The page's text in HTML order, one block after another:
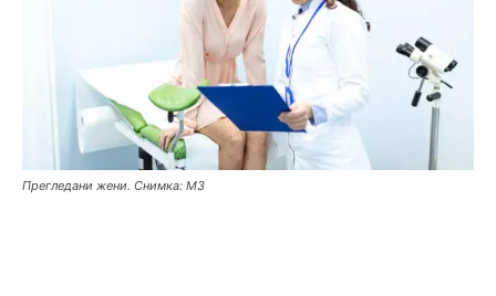
Прегледани жени. Снимка: МЗ